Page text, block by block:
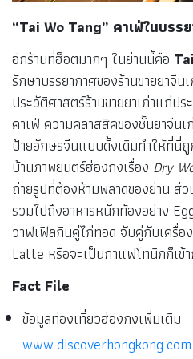
“Tai Wo Tang” คาเฟ่ในบรร
อีกร้านที่ฮ็อตมากๆ ในย่านนี้คือ
รักษาบรรยากาศของร้านขายยาจีน
ประวัติศาสตร์ร้านขายยาเก่าแก่ป
คาเฟ่ ความคลาสสิคของชั้นยาจีนเ
ป้ายอักษรจีนแบบดั้งเดิมทำให้ที่นี่
บ้านภาพยนตร์ฮ่องกงเรื่อง Dry
ถ่ายรูปที่ต้องห้ามพลาดของย่าน ส่
รวมไปถึงอาหารหนักท้องอย่าง
วาฟเฟิลกินคู่ไก่ทอด จับคู่กับเครื่อ
Latte หรือจะเป็นกาแฟโทนิกก็เข้
Fact File
ข้อมูลท่องเที่ยวฮ่องกงเพิ่มเติม
www.discoverhongkong.com